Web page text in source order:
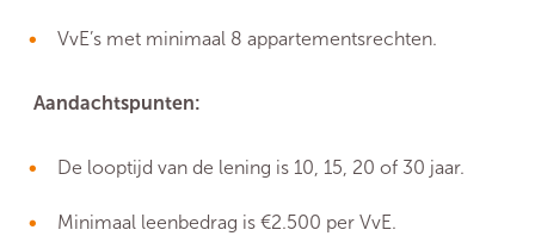
VvE’s met minimaal 8 appartementsrechten.
Aandachtspunten:
De looptijd van de lening is 10, 15, 20 of 30 jaar.
Minimaal leenbedrag is €2.500 per VvE.